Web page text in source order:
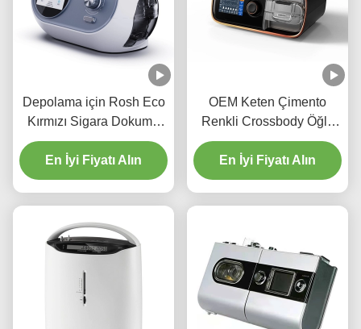
Depolama için Rosh Eco
Kırmızı Sigara Dokuma
İzoleli Soğutucu Tote
Çanta
En İyi Fiyatı Alın
OEM Keten Çimento
Renkli Crossbody Öğle
Yemeği Çantası Isı
Transfer Baskı
En İyi Fiyatı Alın